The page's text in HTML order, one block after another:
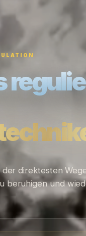
direktesten
beruhigen und